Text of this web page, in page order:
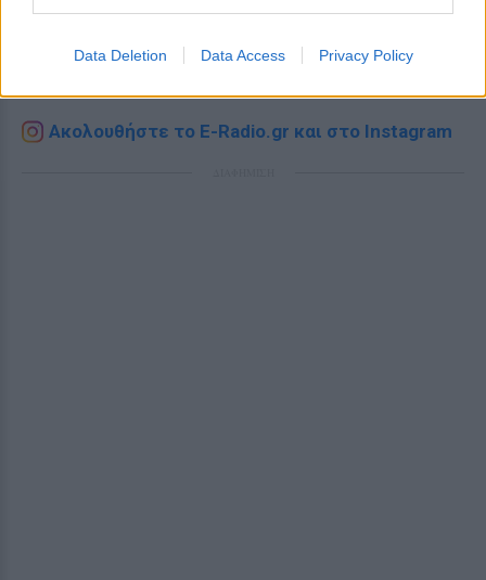
Data Deletion Data Access Privacy Policy
Ομορφιά, Σχέσεις και φυσικάCelebritiesστο νέο
Ακολουθήστε το E-Radio.gr και στο Instagram